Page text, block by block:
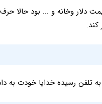
دلار وخانه و ... بود حالا
كند.
به تلفن رسیده خدایا خودت